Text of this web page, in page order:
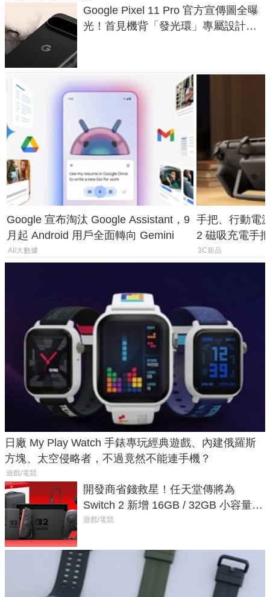
Google Pixel 11 Pro 官方宣傳圖全曝
光！首見機背「發光環」專屬設計、
Google 宣布淘汰 Google Assistant，9
月起 Android 用戶全面轉向 Gemini
AI/大數據
手把、行動電
2 磁吸充電手
倍
3C新品
日廠 My Play Watch 手錶專玩經典遊戲、內建俄羅斯
方塊、太空侵略者，不過竟然不能連手機？
遊戲/電競
開發商省錢救星！任天堂傳將為
Switch 2 新增 16GB / 32GB 小容量遊
戲卡的選擇
遊戲/電競